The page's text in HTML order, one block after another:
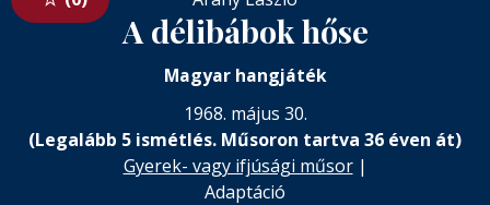
A délibábok hőse
Magyar hangjáték
1968. május 30.
(Legalább 5 ismétlés. Műsoron tartva 36 éven át)
Gyerek- vagy ifjúsági műsor|
Adaptáció